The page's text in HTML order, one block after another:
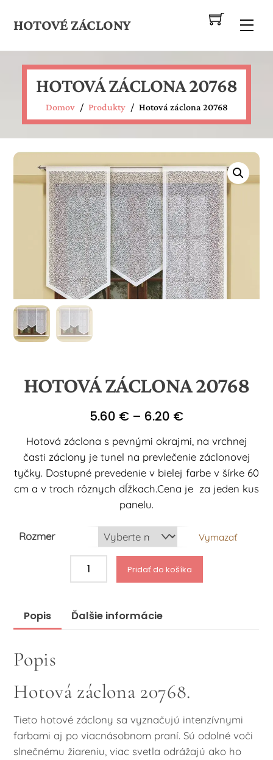
HOTOVÉ ZÁCLONY
HOTOVÁ ZÁCLONA 20768
Domov / Produkty / Hotová záclona 20768
HOTOVÁ ZÁCLONA 20768
5.60 € – 6.20 €Price
5.60 €
through
6.20 €
Hotová záclona s pevnými okrajmi, na vrchnej
časti záclony je tunel na prevlečenie záclonovej
tyčky. Dostupné prevedenie v bielej farbe v šírke 60
cm a v troch rôznych dĺžkach.Cena je za jeden kus
panelu.
Rozmer Vymazať
20768
Pridať do košíka
Popis Ďalšie informácie
Popis
Hotová záclona 20768.
Tieto hotové záclony sa vyznačujú intenzívnymi
farbami aj po viacnásobnom praní. Sú odolné voči
slnečnému žiareniu, viac svetla odrážajú ako ho